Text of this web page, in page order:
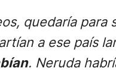
quedaría
a ese país
. Neruda